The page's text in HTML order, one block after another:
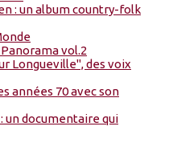
: un album country-folk
vol.2
Longueville", des voix
années 70 avec son
un documentaire qui